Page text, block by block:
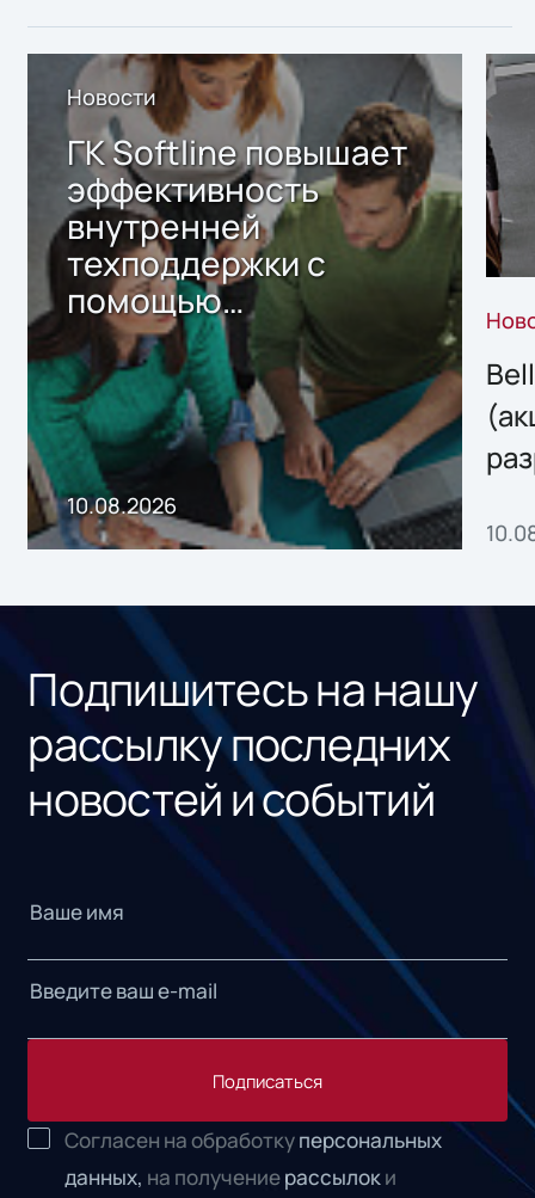
Новости
ГК Softline повышает
эффективность
внутренней
техподдержки с
помощью
собственного ИИ-
сервиса
10.08.2026
Подпишитесь на нашу
рассылку последних
новостей и событий
Подписаться
Согласен на обработкуперсональных
данных, на получениерассылоки